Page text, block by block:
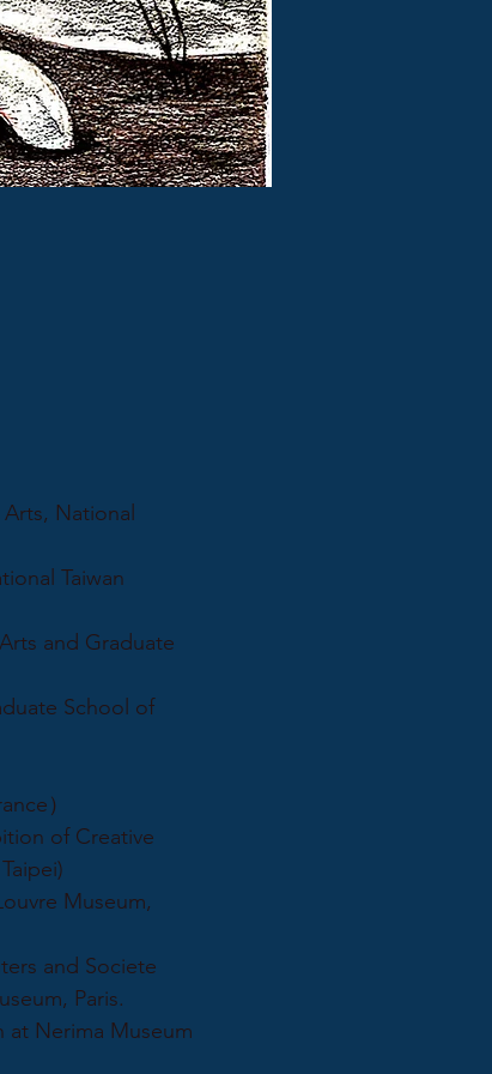
National
Taiwan
and Graduate
School of
）
of Creative
Museum,
and Societe
Paris.
at Nerima Museum